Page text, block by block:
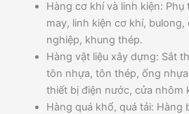
Hàng cơ khí và linh kiện:
may, linh kiện cơ khí,
nghiệp, khung thép.
Hàng vật liệu xây dựng: Sắt
tôn nhựa, tôn thép, ống
thiết bị điện nước, cửa nhôm
Hàng quá khổ, quá tải: